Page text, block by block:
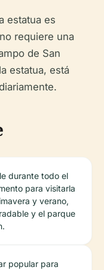
estatua es
requiere una
de San
estatua, está
durante todo el
para visitarla
y verano,
y el parque
popular para